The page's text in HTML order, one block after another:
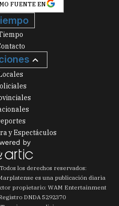
FUENTE EN
y Espectáculos
los derechos reservados:
es una publicación diaria
propietario: WAM Entertainment
DNDA 5292370